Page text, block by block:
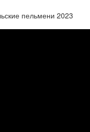
пельмени 2023